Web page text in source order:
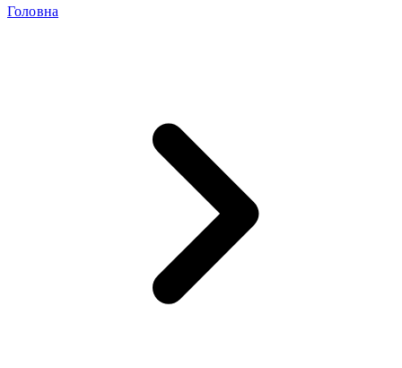
Головна